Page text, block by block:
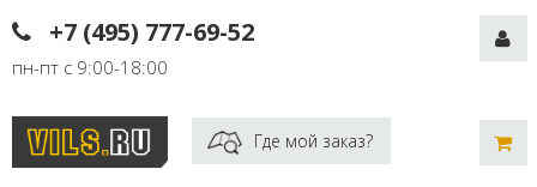
+7 (495) 777-69-52
пн-пт с 9:00-18:00
Где мой заказ?